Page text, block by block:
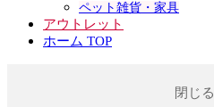
ペット雑貨・家具
アウトレット
ホーム TOP
閉じる